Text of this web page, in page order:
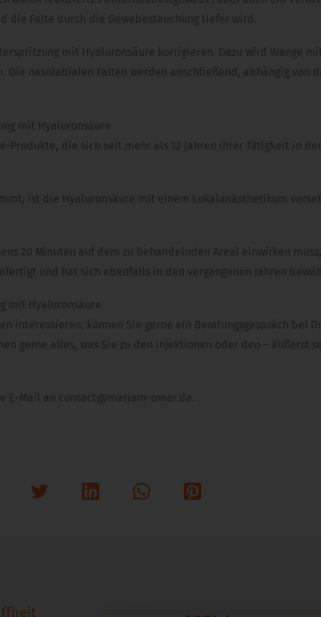
die Falte durch die Gewebestauchung tiefer wird.
mit Hyaluronsäure korrigieren. Dazu wird Wange
Die nasolabialen Falten werden anschließend, abhängig von
mit Hyaluronsäure
Produkte, die sich seit mehr als 12 Jahren ihrer Tätigkeit in
ist die Hyaluronsäure mit einem Lokalanästhetikum
20 Minuten auf dem zu behandelnden Areal einwirken
und hat sich ebenfalls in den vergangenen Jahren
mit Hyaluronsäure
interessieren, können Sie gerne ein Beratungsgespräch bei
gerne alles, was Sie zu den Injektionen oder den – äußerst
E-Mail an contact@mariam-omar.de.